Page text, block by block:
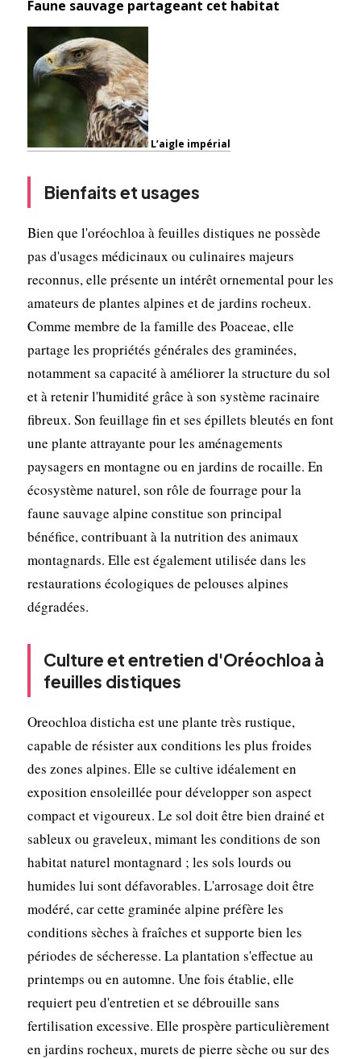
Faune sauvage partageant cet habitat
L’aigle impérial
Bienfaits et usages
Bien que l'oréochloa à feuilles distiques ne possède
pas d'usages médicinaux ou culinaires majeurs
reconnus, elle présente un intérêt ornemental pour les
amateurs de plantes alpines et de jardins rocheux.
Comme membre de la famille des Poaceae, elle
partage les propriétés générales des graminées,
notamment sa capacité à améliorer la structure du sol
et à retenir l'humidité grâce à son système racinaire
fibreux. Son feuillage fin et ses épillets bleutés en font
une plante attrayante pour les aménagements
paysagers en montagne ou en jardins de rocaille. En
écosystème naturel, son rôle de fourrage pour la
faune sauvage alpine constitue son principal
bénéfice, contribuant à la nutrition des animaux
montagnards. Elle est également utilisée dans les
restaurations écologiques de pelouses alpines
dégradées.
Culture et entretien d'Oréochloa à
feuilles distiques
Oreochloa disticha est une plante très rustique,
capable de résister aux conditions les plus froides
des zones alpines. Elle se cultive idéalement en
exposition ensoleillée pour développer son aspect
compact et vigoureux. Le sol doit être bien drainé et
sableux ou graveleux, mimant les conditions de son
habitat naturel montagnard ; les sols lourds ou
humides lui sont défavorables. L'arrosage doit être
modéré, car cette graminée alpine préfère les
conditions sèches à fraîches et supporte bien les
périodes de sécheresse. La plantation s'effectue au
printemps ou en automne. Une fois établie, elle
requiert peu d'entretien et se débrouille sans
fertilisation excessive. Elle prospère particulièrement
en jardins rocheux, murets de pierre sèche ou sur des